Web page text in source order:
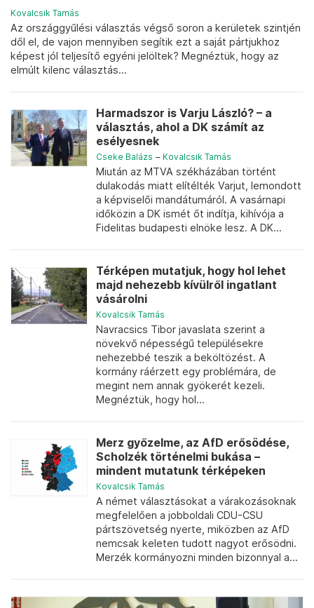
Kovalcsik Tamás
Az országgyűlési választás végső soron a kerületek szintjén
dől el, de vajon mennyiben segítik ezt a saját pártjukhoz
képest jól teljesítő egyéni jelöltek? Megnéztük, hogy az
elmúlt kilenc választás...
Harmadszor is Varju László? – a
választás, ahol a DK számít az
esélyesnek
Cseke Balázs – Kovalcsik Tamás
Miután az MTVA székházában történt
dulakodás miatt elítélték Varjut, lemondott
a képviselői mandátumáról. A vasárnapi
időközin a DK ismét őt indítja, kihívója a
Fidelitas budapesti elnöke lesz. A DK...
Térképen mutatjuk, hogy hol lehet
majd nehezebb kívülről ingatlant
vásárolni
Kovalcsik Tamás
Navracsics Tibor javaslata szerint a
növekvő népességű településekre
nehezebbé teszik a beköltözést. A
kormány ráérzett egy problémára, de
megint nem annak gyökerét kezeli.
Megnéztük, hogy hol...
Merz győzelme, az AfD erősödése,
Scholzék történelmi bukása –
mindent mutatunk térképeken
Kovalcsik Tamás
A német választásokat a várakozásoknak
megfelelően a jobboldali CDU-CSU
pártszövetség nyerte, miközben az AfD
nemcsak keleten tudott nagyot erősödni.
Merzék kormányozni minden bizonnyal a...